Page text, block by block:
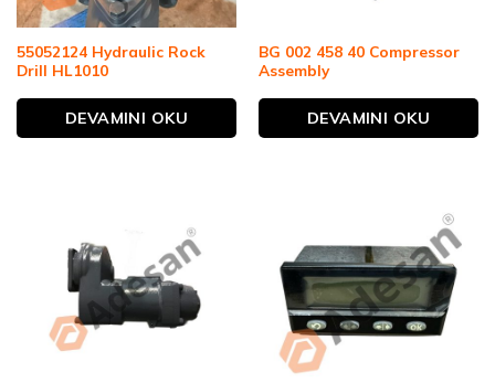
55052124 Hydraulic Rock
Drill HL1010
DEVAMINI OKU
BG 002 458 40 Compressor
Assembly
DEVAMINI OKU